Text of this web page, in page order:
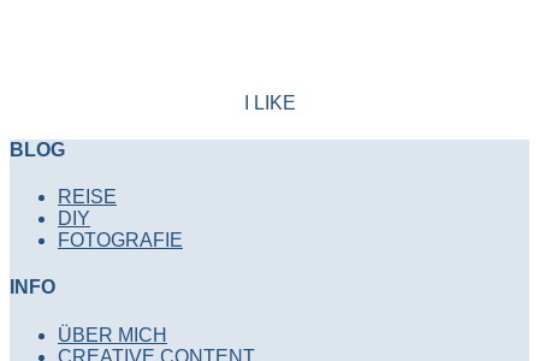
I LIKE
BLOG
REISE
DIY
FOTOGRAFIE
INFO
ÜBER MICH
CREATIVE CONTENT